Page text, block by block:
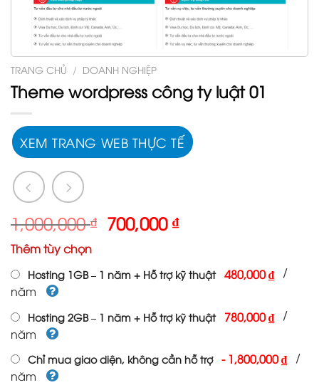
TRANG CHỦ / DOANH NGHIỆP
Theme wordpress công ty luật 01
XEM TRANG WEB THỰC TẾ
1,000,000₫ Giá
gốc
1,000,000 ₫.
700,000₫Giá
là:
Thêm tùy chọn
Hosting 1GB – 1 năm + Hỗ trợ kỹ thuật 480,000 ₫ /
năm
Hosting 2GB – 1 năm + Hỗ trợ kỹ thuật 780,000 ₫ /
năm
Chỉ mua giao diện, không cần hỗ trợ -1,800,000 ₫ /
năm